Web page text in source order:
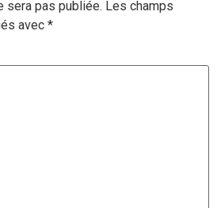
sera pas publiée. Les champs
avec *